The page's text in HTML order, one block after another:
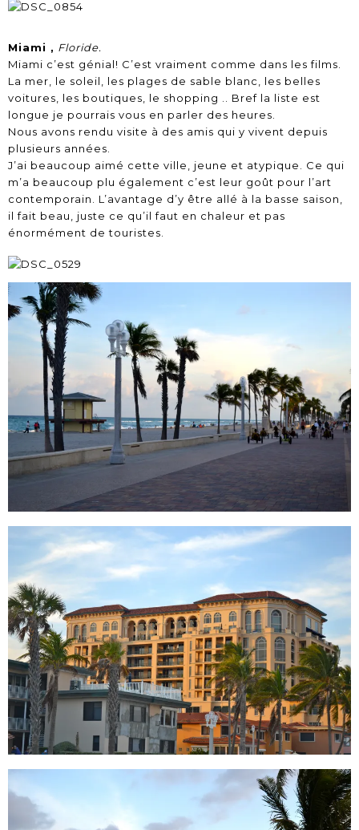
Miami , Floride.
Miami c’est génial! C’est vraiment comme dans les films.
La mer, le soleil, les plages de sable blanc, les belles
voitures, les boutiques, le shopping .. Bref la liste est
longue je pourrais vous en parler des heures.
Nous avons rendu visite à des amis qui y vivent depuis
plusieurs années.
J’ai beaucoup aimé cette ville, jeune et atypique. Ce qui
m’a beaucoup plu également c’est leur goût pour l’art
contemporain. L’avantage d’y être allé à la basse saison,
il fait beau, juste ce qu’il faut en chaleur et pas
énormément de touristes.